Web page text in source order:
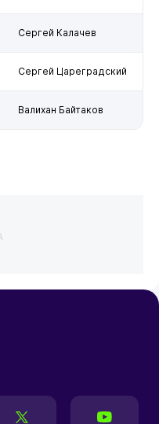
Сергей Калачев
Сергей Цареградский
Валихан Байтаков